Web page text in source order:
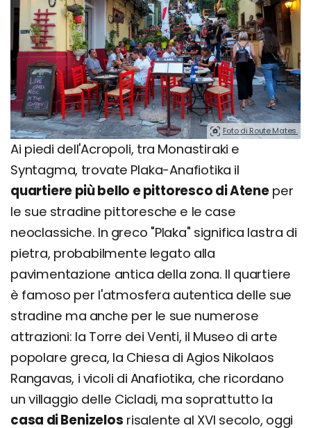
Foto di Route Mates.
Ai piedi dell'Acropoli, tra Monastiraki e
Syntagma, trovate Plaka-Anafiotika il
quartiere più bello e pittoresco di Ateneper
le sue stradine pittoresche e le case
neoclassiche. In greco "Plaka" significa lastra di
pietra, probabilmente legato alla
pavimentazione antica della zona. Il quartiere
è famoso per l'atmosfera autentica delle sue
stradine ma anche per le sue numerose
attrazioni: la Torre dei Venti, il Museo di arte
popolare greca, la Chiesa di Agios Nikolaos
Rangavas, i vicoli di Anafiotika, che ricordano
un villaggio delle Cicladi, ma soprattutto la
casa di Benizelos risalente al XVI secolo, oggi